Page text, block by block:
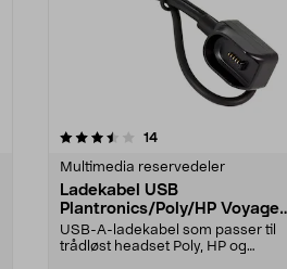
14anmeldelser
Multimedia reservedeler
Ladekabel USB
Plantronics/Poly/HP Voyager
Legend
USB-A-ladekabel som passer til
trådløst headset Poly, HP og